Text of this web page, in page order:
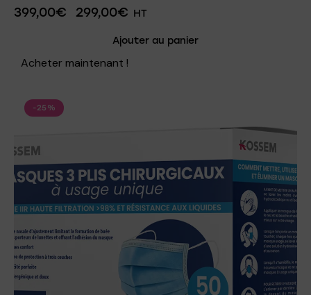
399,00€ 299,00€ HT
Ajouter au panier
Acheter maintenant !
-25%